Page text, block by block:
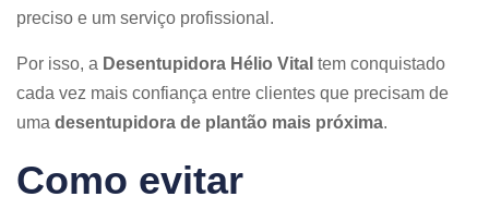
preciso e um serviço profissional.
Por isso, a Desentupidora Hélio Vital tem conquistado
cada vez mais confiança entre clientes que precisam de
uma desentupidora de plantão mais próxima.
Como evitar